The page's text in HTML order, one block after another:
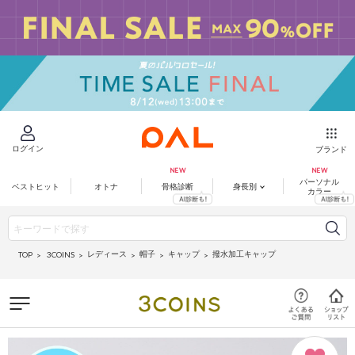
ログイン ブランド
ベストヒット オトナ 骨格診断 身長別
パーソナル
カラー
TOP 3COINS レディース 帽子 キャップ 撥水加工キャップ